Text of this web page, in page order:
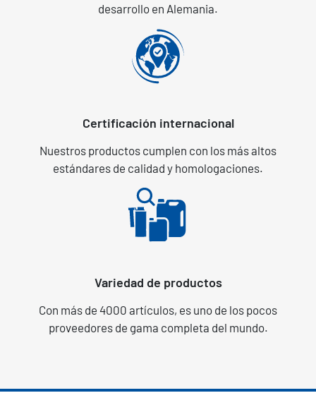
desarrollo en Alemania.
Certificación internacional
Nuestros productos cumplen con los más altos
estándares de calidad y homologaciones.
Variedad de productos
Con más de 4000 artículos, es uno de los pocos
proveedores de gama completa del mundo.